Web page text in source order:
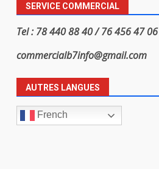
SERVICE COMMERCIAL
Tel : 78 440 88 40 / 76 456 47 06
commercialb7info@gmail.com
AUTRES LANGUES
French